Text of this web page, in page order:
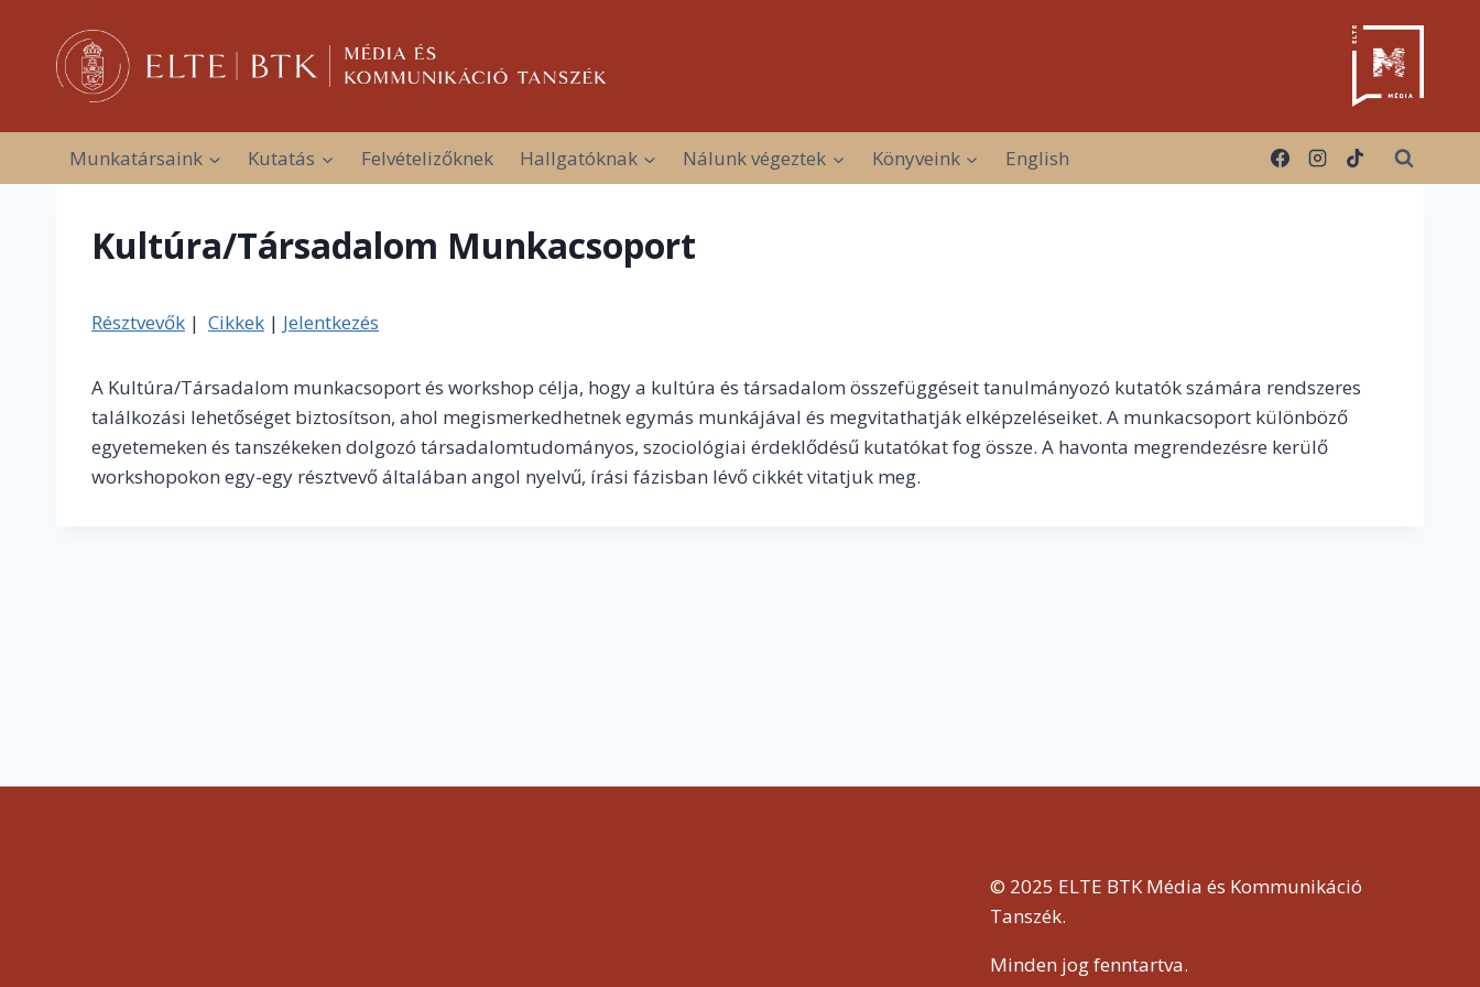
content
Munkatársaink Kutatás Felvételizőknek Hallgatóknak Nálunk végeztek Könyveink English
Kultúra/Társadalom Munkacsoport
Résztvevők | Cikkek | Jelentkezés
A Kultúra/Társadalom munkacsoport és workshop célja, hogy a kultúra és társadalom összefüggéseit tanulmányozó kutatók számára rendszeres
találkozási lehetőséget biztosítson, ahol megismerkedhetnek egymás munkájával és megvitathatják elképzeléseiket. A munkacsoport különböző
egyetemeken és tanszékeken dolgozó társadalomtudományos, szociológiai érdeklődésű kutatókat fog össze. A havonta megrendezésre kerülő
workshopokon egy-egy résztvevő általában angol nyelvű, írási fázisban lévő cikkét vitatjuk meg.
© 2025 ELTE BTK Média és Kommunikáció
Tanszék.
Minden jog fenntartva.